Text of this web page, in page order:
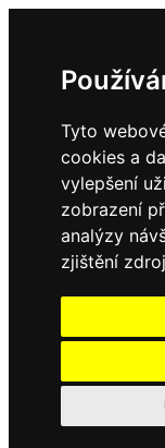
Tyto
cookies a
vylepšení
zobrazení
analýzy
zjištění